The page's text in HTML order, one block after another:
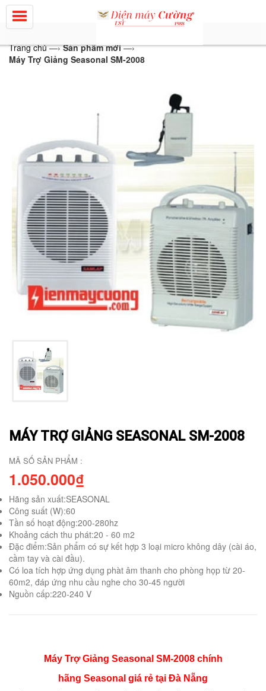
Trang chủ—› Sản phẩm mới—›
Máy Trợ Giảng Seasonal SM-2008
MÁY TRỢ GIẢNG SEASONAL SM-2008
MÃ SỐ SẢN PHẨM :
1.050.000₫
Hãng sản xuất:SEASONAL
Công suất (W):60
Tần số hoạt động:200-280hz
Khoảng cách thu phát:20 - 60 m2
Đặc điểm:Sản phẩm có sự kết hợp 3 loại micro không dây (cài áo,
cầm tay và cài đầu).
Có loa tích hợp ứng dụng phàt âm thanh cho phòng họp từ 20-
60m2, đáp ứng nhu cầu nghe cho 30-45 người
Nguồn cấp:220-240 V
Máy Trợ Giảng Seasonal SM-2008 chính
hãng Seasonal giá rẻ tại Đà Nẵng